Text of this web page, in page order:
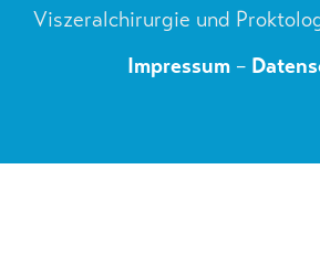
Viszeralchirurgie und
Impressum–